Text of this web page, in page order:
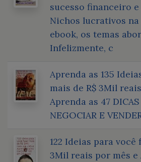
sucesso financeiro
Nichos lucrativos
ebook, os temas
Infelizmente, c
Aprenda as 135
mais de R$ 3Mil
Aprenda as 47 DICAS
NEGOCIAR E
122 Ideias para você
3Mil reais por mês e